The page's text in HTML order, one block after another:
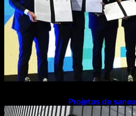
Projetos de
milhões de